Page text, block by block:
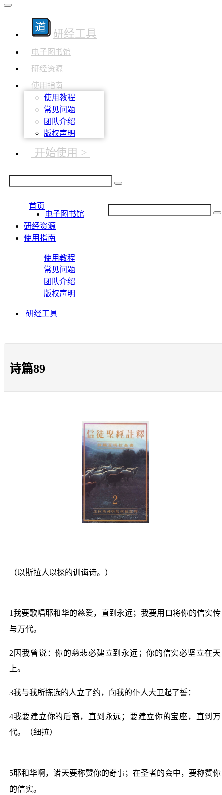
研经工具
电子图书馆
研经资源
使用指南
使用教程
常见问题
团队介绍
版权声明
开始使用 >
首页
电子图书馆
研经资源
使用指南
使用教程
常见问题
团队介绍
版权声明
研经工具
诗篇89
（以斯拉人以探的训诲诗。）
1我要歌唱耶和华的慈爱，直到永远；我要用口将你的信实传
与万代。
2因我曾说：你的慈悲必建立到永远；你的信实必坚立在天
上。
3我与我所拣选的人立了约，向我的仆人大卫起了誓：
4我要建立你的后裔，直到永远；要建立你的宝座，直到万
代。（细拉）
5耶和华啊，诸天要称赞你的奇事；在圣者的会中，要称赞你
的信实。